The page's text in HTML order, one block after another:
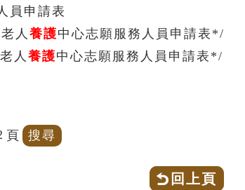
員申請表
人 養護中心志願服務人員申請表*/
人 養護中心志願服務人員申請表*/
頁
回上頁